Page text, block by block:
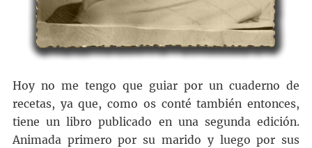
Hoy no me tengo que guiar por un cuaderno de
recetas, ya que, como os conté también entonces,
tiene un libro publicado en una segunda edición.
Animada primero por su marido y luego por sus